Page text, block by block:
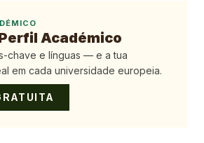
Académico
chave e línguas — e a tua
em cada universidade europeia.